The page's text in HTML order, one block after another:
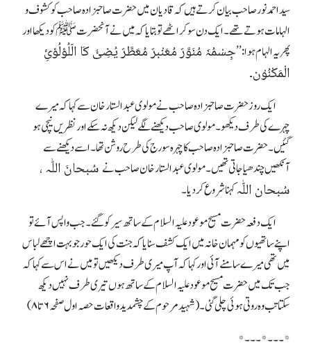
سیداحمد نور صاحب بیان کرتے ہیں کہ قادیان میں حضرت صاحبزادہ صاحب کو کشوف و
الہامات ہوتے تھے ۔ ایک دن سو کر اٹھے تو بتایا کہ میں نے آنحضرتﷺ کو دیکھا اور
پھر یہ الہام ہوا:’’جِسْمُہٗ مُنَوَّرٌ مُعَنْبرٌ مُعَطَّرٌ یُضِیٌٔ کَا الّلُؤلُؤئِ
الْمَکْنُوْن۔
ایک روز حضرت صاحبزادہ صاحب نے مولوی عبدالستار خان سے کہا کہ میرے
چہرے کی طرف دیکھو ۔ مولوی صاحب دیکھنے لگے لیکن دیکھ نہ سکے اور نظریں نیچی ہو
گئیں۔ حضرت صاحبزادہ صاحب کا چہرہ سورج کی طرح روشن تھا ۔ اسے دیکھنے سے
آنکھیں چندھیا جاتی تھیں۔ مولوی عبدالستار خان صاحب نےسُبحانَ اللّٰہ ،
سُبحان اللّٰہکہنا شروع کر دیا ۔
ایک دفعہ حضرت مسیح موعود علیہ السلام کے ساتھ سیر کو گئے ۔ جب واپس آئے تو
اپنے ساتھیوں کو مہمان خانہ میں ایک کشف سنایا کہ جنت کی ایک حور جو بہت اچھے لباس
میں تھی میرے سامنے آئی اور کہا کہ آپ میری طرف دیکھیں تو میں نے اس سے کہا کہ
جب تک میں حضرت مسیح موعود علیہ السلام کے ساتھ ہوں تیری طرف نہیں دیکھ
سکتاتب وہ روتی ہوئی چلی گئی۔(شہید مرحوم کے چشمدید واقعات حصہ اول صفحہ ۶ تا ۸)
*۔۔۔*۔۔۔*